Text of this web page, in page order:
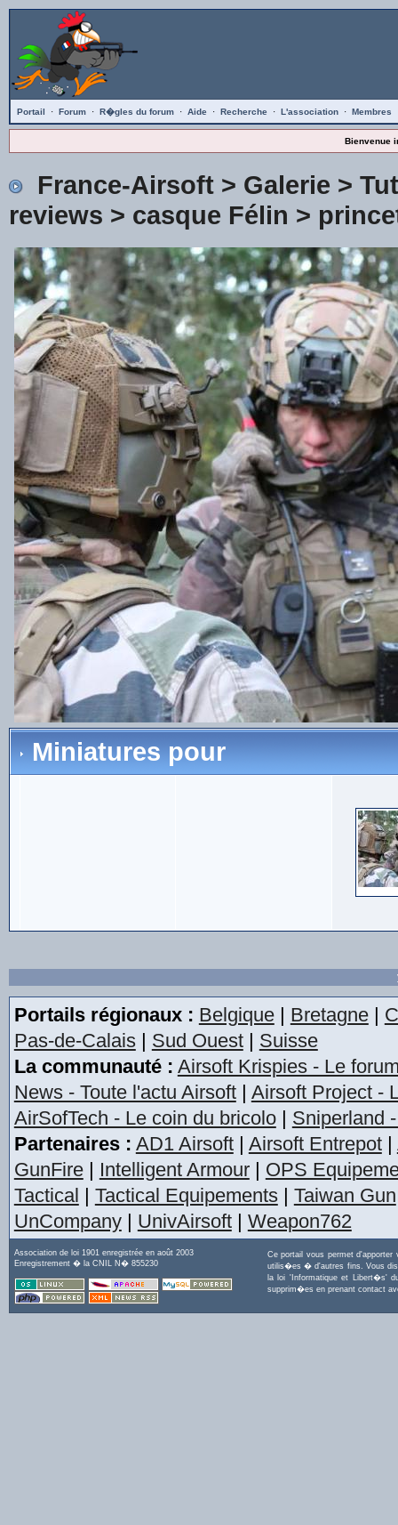
Portail · Forum · R�gles du forum · Aide · Recherche · L'association · Membres
Bienvenue
France-Airsoft> Galerie >
reviews > casque Félin >
Miniatures pour
Portails régionaux : Belgique| Bretagne|
Pas-de-Calais| Sud Ouest| Suisse
La communauté : Airsoft Krispies - Le
News - Toute l'actu Airsoft| Airsoft Project -
AirSofTech - Le coin du bricolo| Sniperland
Partenaires : AD1 Airsoft| Airsoft Entrepot|
GunFire| Intelligent Armour| OPS
Tactical | Tactical Equipements| Taiwan Gun
UnCompany| UnivAirsoft| Weapon762
Association de loi 1901 enregistrée en août 2003
Enregistrement � la CNIL N� 855230
Ce portail vous permet
utilis�es � d'autres fins. Vous
la loi 'Informatique et Libert�s'
supprim�es en prenant contact